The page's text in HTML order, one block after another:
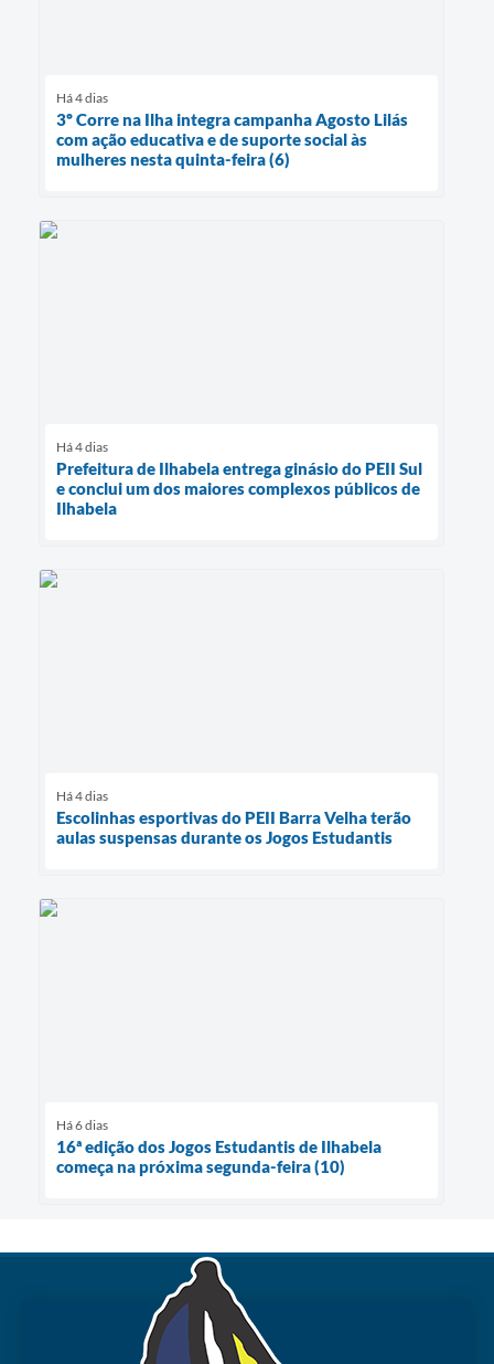
Há 4 dias
3º Corre na Ilha integra campanha Agosto Lilás
com ação educativa e de suporte social às
mulheres nesta quinta-feira (6)
Há 4 dias
Prefeitura de Ilhabela entrega ginásio do PEII Sul
e conclui um dos maiores complexos públicos de
Ilhabela
Há 4 dias
Escolinhas esportivas do PEII Barra Velha terão
aulas suspensas durante os Jogos Estudantis
Há 6 dias
16ª edição dos Jogos Estudantis de Ilhabela
começa na próxima segunda-feira (10)